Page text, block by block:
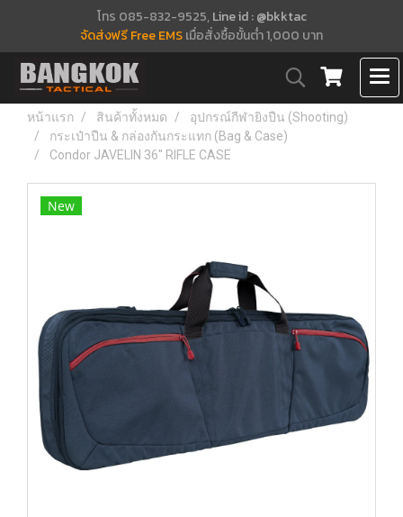
โทร 085-832-9525, Line id : @bkktac
จัดส่งฟรี Free EMSเมื่อสั่งซื้อขั้นต่ำ 1,000 บาท
หน้าแรก สินค้าทั้งหมด
อุปกรณ์กีฬายิงปืน (Shooting)
กระเป๋าปืน & กล่องกันกระแทก (Bag & Case)
Condor JAVELIN 36'' RIFLE CASE
New